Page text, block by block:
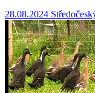
28.08.2024